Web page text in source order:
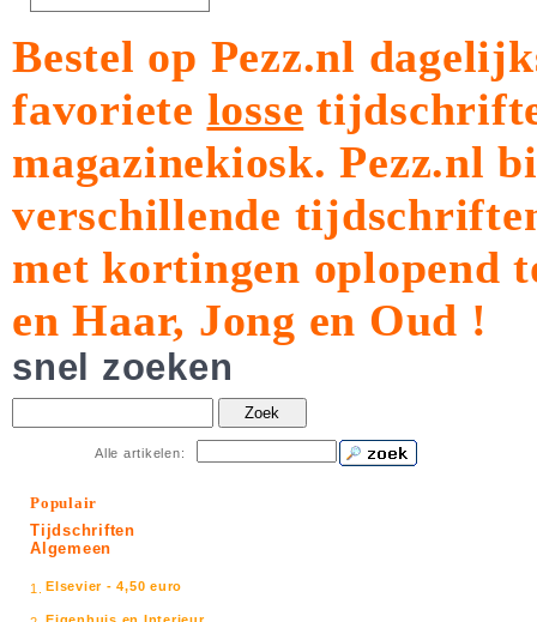
Bestel op Pezz.nl
favoriete losse
magazinekiosk.Pezz.nl
verschillende
met kortingen oplopend
en Haar, Jong en Oud !
snel zoeken
Zoek
Alle artikelen:
Populair
Tijdschriften
Algemeen
1. Elsevier - 4,50 euro